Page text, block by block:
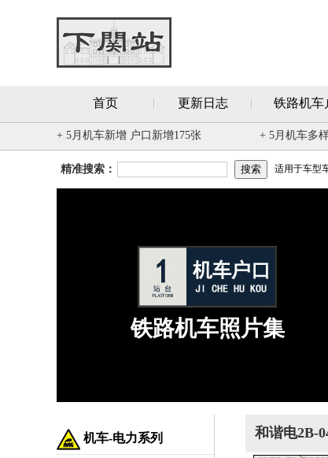
首页 更新日志 铁路机车
+ 5月机车新增 户口新增175张 + 5月机车多
精准搜索： 适用于车型
铁路机车照片集
机车-电力系列 和谐电2B-